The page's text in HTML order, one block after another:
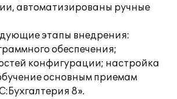
автоматизированы ручные
этапы внедрения:
обеспечения;
конфигурации; настройка
основным приемам
8».